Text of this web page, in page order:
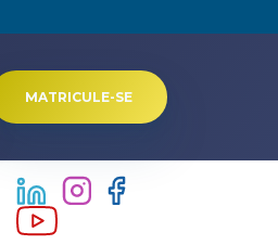
MATRICULE-SE